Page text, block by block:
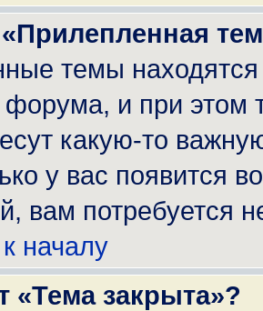
темы
форума, и при этом
какую-то
у вас появится
вам потребуется
началу
«Тема закрыта»?